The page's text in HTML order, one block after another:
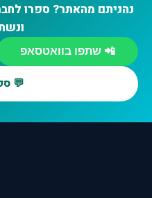
נהניתם מהאתר? ספרו
📲 שתפו בוואטסאפ
💬